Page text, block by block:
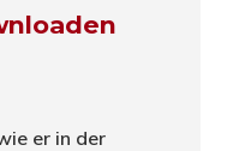
er in der